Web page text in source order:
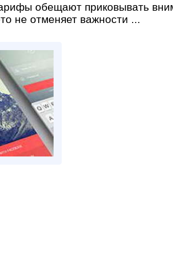
обещают приковывать
не отменяет важности ...